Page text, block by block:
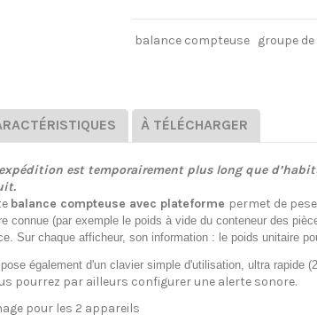
balance compteuse groupe
À TÉLÉCHARGER
est temporairement plus long que
balance compteuse avec plateforme permet de
connue (par exemple le poids à vide du conteneur des
Sur chaque afficheur, son information : le poids unitaire
également d'un clavier simple d'utilisation, ultra rapide
pourrez par ailleurs configurer une alerte sonore.
pour les 2 appareils